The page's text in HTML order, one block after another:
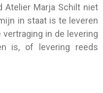
Atelier Marja Schilt niet
in staat is te leveren
in de levering
is, of levering reeds